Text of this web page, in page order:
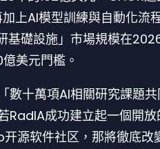
加上AI模型訓練與自動化流
基礎設施」市場規模在
美元門檻。
數十萬項AI相關研究課題
RadIA成功建立起一個開放
源软件社区，那將徹底改